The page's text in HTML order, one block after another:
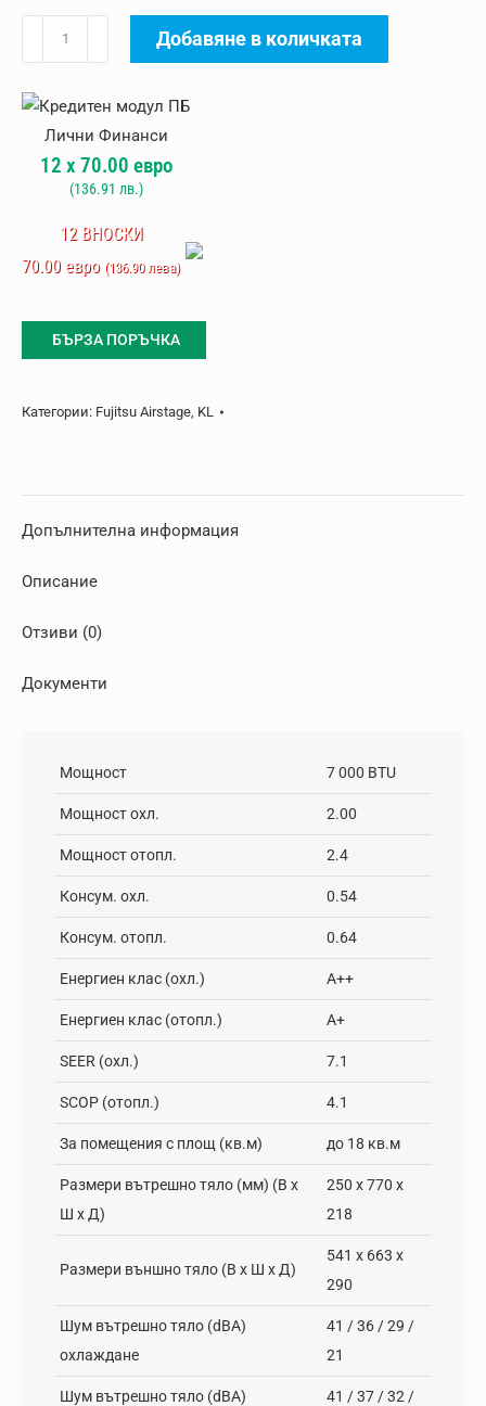
за
Fujitsu
Airstage
ASEH07KLTBL
Добавяне в количката
12 x 70.00 евро
(136.91 лв.)
12 ВНОСКИ
70.00 евро (136.90 лева)
БЪРЗА ПОРЪЧКА
Категории: Fujitsu Airstage, KL
Допълнителна информация
Описание
Отзиви (0)
Документи
Мощност 7 000 BTU
Мощност охл. 2.00
Мощност отопл. 2.4
Консум. охл. 0.54
Консум. отопл. 0.64
Енергиен клас (охл.) A++
Енергиен клас (отопл.) A+
SEER (охл.) 7.1
SCOP (отопл.) 4.1
За помещения с площ (кв.м) до 18 кв.м
Размери вътрешно тяло (мм) (В х
Ш х Д)
250 x 770 x
218
Размери външно тяло (В х Ш х Д)
541 x 663 x
290
Шум вътрешно тяло (dBA)
охлаждане
41 / 36 / 29 /
21
Шум вътрешно тяло (dBA) 41 / 37 / 32 /